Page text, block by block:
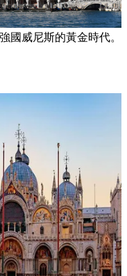
國威尼斯的黃金時代。